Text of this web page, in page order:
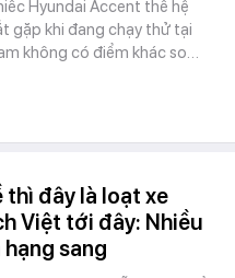
Hyundai Accent thế hệ
gặp khi đang chạy thử tại
không có điểm khác so…
thì đây là loạt xe
Việt tới đây: Nhiều
sang